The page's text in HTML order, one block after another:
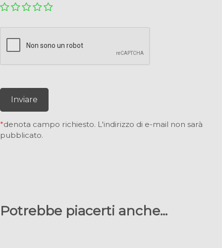
Inviare
*denota campo richiesto. L'indirizzo di e-mail non sarà
pubblicato.
Potrebbe piacerti anche...